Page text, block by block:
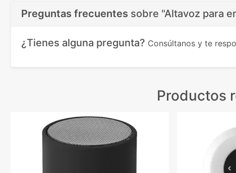
Preguntas frecuentes sobre "Altavoz para
¿Tienes alguna pregunta? Consúltanos y te
Productos